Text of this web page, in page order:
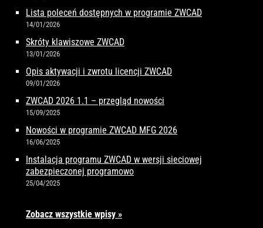
Lista poleceń dostępnych w programie ZWCAD
14/01/2026
Skróty klawiszowe ZWCAD
13/01/2026
Opis aktywacji i zwrotu licencji ZWCAD
09/01/2026
ZWCAD 2026 1.1 – przegląd nowości
15/09/2025
Nowości w programie ZWCAD MFG 2026
16/06/2025
Instalacja programu ZWCAD w wersji sieciowej
zabezpieczonej programowo
25/04/2025
Zobacz wszystkie wpisy »